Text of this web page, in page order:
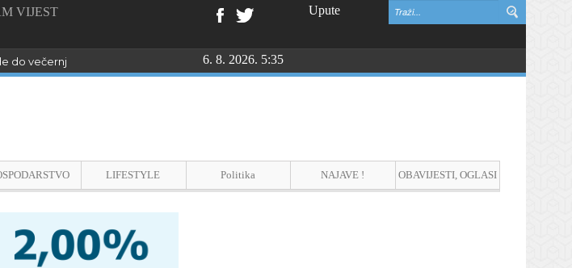
VIJEST
Upute
do večernjih sati ! 6. 8. 2026. 5:35
LIFESTYLE Politika NAJAVE ! OBAVIJESTI, OGLASI